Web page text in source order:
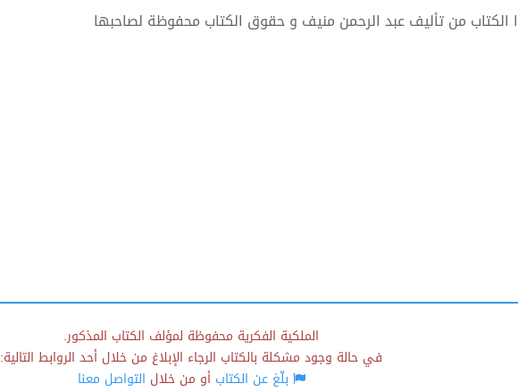
الكتاب من تأليف عبد الرحمن منيف و حقوق الكتاب محفوظة لصاحبها
الملكية الفكرية محفوظة لمؤلف الكتاب المذكور.
في حالة وجود مشكلة بالكتاب الرجاء الإبلاغ من خلال أحد الروابط التالية:
بلّغ عن الكتابأو من خلال التواصل معنا